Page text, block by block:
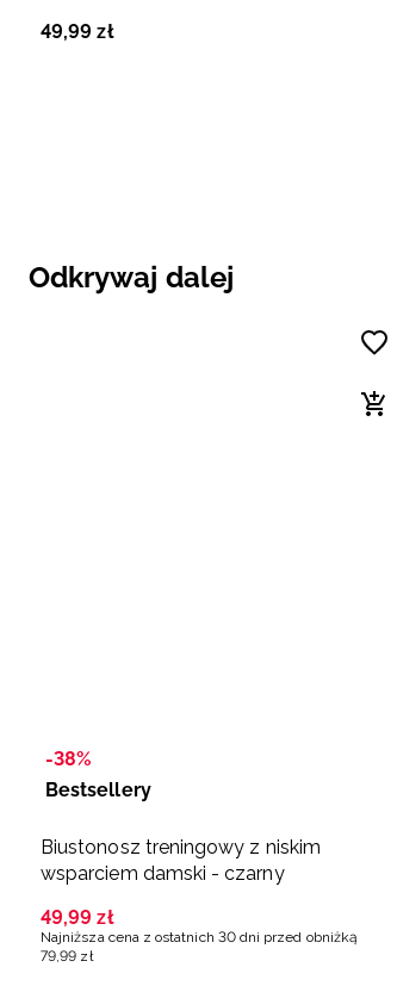
49,99 zł
Odkrywaj dalej
-38%
Bestsellery
Biustonosz treningowy z niskim
wsparciem damski - czarny
49,99 zł
Najniższa cena z ostatnich 30 dni przed obniżką
79 ,99 zł